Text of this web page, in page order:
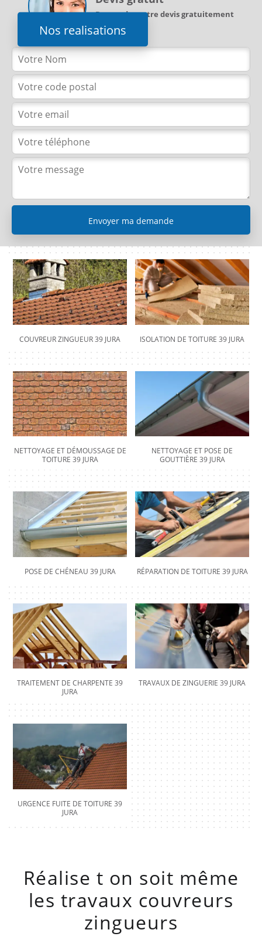
Nos realisations
Demandez votre devis gratuitement
COUVREUR ZINGUEUR 39 JURA ISOLATION DE TOITURE 39 JURA
NETTOYAGE ET DÉMOUSSAGE DE
TOITURE 39 JURA
NETTOYAGE ET POSE DE
GOUTTIÈRE 39 JURA
POSE DE CHÉNEAU 39 JURA RÉPARATION DE TOITURE 39 JURA
TRAITEMENT DE CHARPENTE 39
JURA
TRAVAUX DE ZINGUERIE 39 JURA
URGENCE FUITE DE TOITURE 39
JURA
Réalise t on soit même
les travaux couvreurs
zingueurs